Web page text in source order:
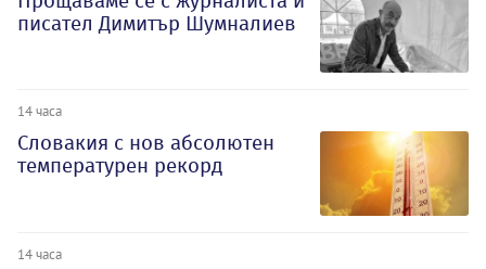
писател Димитър Шумналиев
14 часа
Словакия с нов абсолютен
температурен рекорд
14 часа